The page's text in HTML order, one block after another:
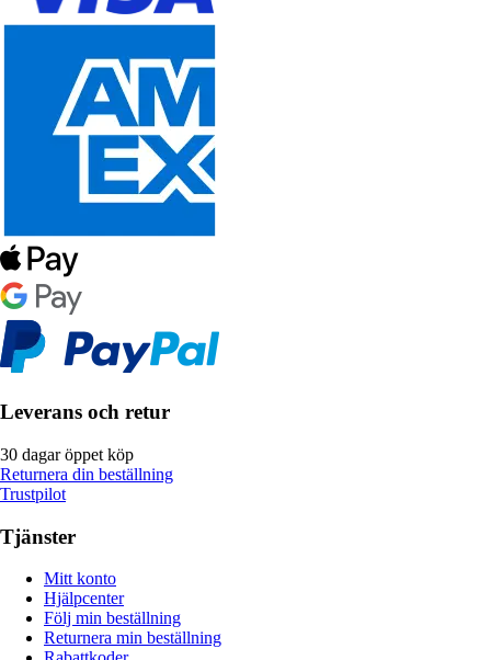
Leverans och retur
30 dagar öppet köp
Returnera din beställning
Trustpilot
Tjänster
Mitt konto
Hjälpcenter
Följ min beställning
Returnera min beställning